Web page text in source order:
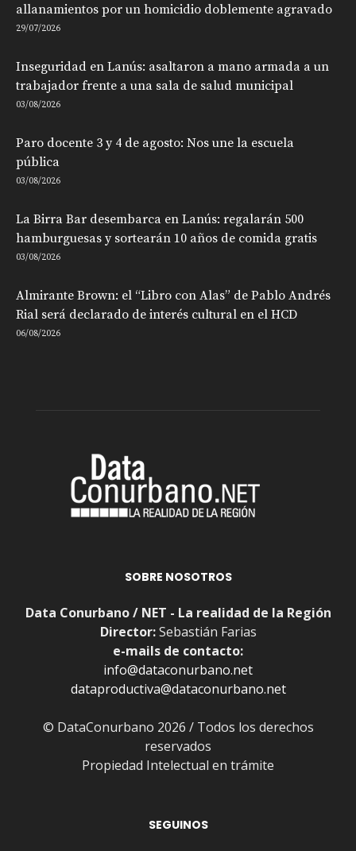
allanamientos por un homicidio doblemente agravado
29/07/2026
Inseguridad en Lanús: asaltaron a mano armada a un
trabajador frente a una sala de salud municipal
03/08/2026
Paro docente 3 y 4 de agosto: Nos une la escuela
pública
03/08/2026
La Birra Bar desembarca en Lanús: regalarán 500
hamburguesas y sortearán 10 años de comida gratis
03/08/2026
Almirante Brown: el “Libro con Alas” de Pablo Andrés
Rial será declarado de interés cultural en el HCD
06/08/2026
SOBRE NOSOTROS
Data Conurbano / NET - La realidad de la Región
Director:Sebastián Farias
e-mails de contacto:
info@dataconurbano.net
dataproductiva@dataconurbano.net
© DataConurbano 2026 / Todos los derechos
reservados
Propiedad Intelectual en trámite
SEGUINOS